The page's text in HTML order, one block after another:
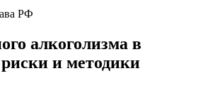
РФ
алкоголизма в
и методики